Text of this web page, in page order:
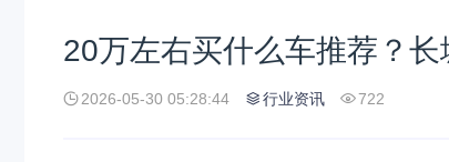
20万左右买什么车推荐？
2026-05-30 05:28:44 行业资讯 722